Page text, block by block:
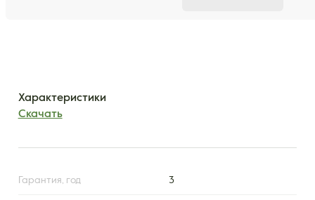
Характеристики
Скачать
Гарантия, год 3